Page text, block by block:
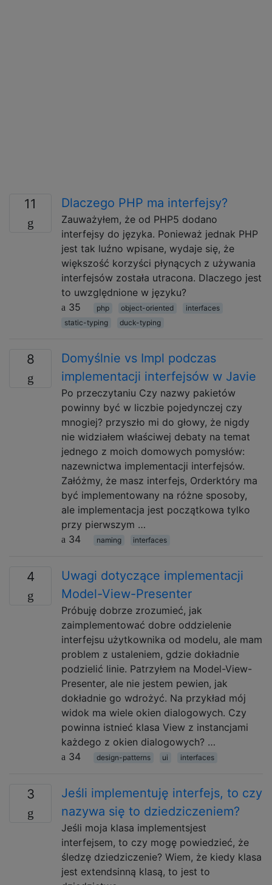
11 Dlaczego PHP ma interfejsy?
Zauważyłem, że od PHP5 dodano
interfejsy do języka. Ponieważ jednak PHP
jest tak luźno wpisane, wydaje się, że
większość korzyści płynących z używania
interfejsów została utracona. Dlaczego jest
to uwzględnione w języku?
35
php object-oriented
interfaces
static-typing
duck-typing
8
Domyślnie vs Impl podczas
implementacji interfejsów w Javie
Po przeczytaniu Czy nazwy pakietów
powinny być w liczbie pojedynczej czy
mnogiej? przyszło mi do głowy, że nigdy
nie widziałem właściwej debaty na temat
jednego z moich domowych pomysłów:
nazewnictwa implementacji interfejsów.
Załóżmy, że masz interfejs, Orderktóry ma
być implementowany na różne sposoby,
ale implementacja jest początkowa tylko
przy pierwszym …
34
naming interfaces
4
Uwagi dotyczące implementacji
Model-View-Presenter
Próbuję dobrze zrozumieć, jak
zaimplementować dobre oddzielenie
interfejsu użytkownika od modelu, ale mam
problem z ustaleniem, gdzie dokładnie
podzielić linie. Patrzyłem na Model-View-
Presenter, ale nie jestem pewien, jak
dokładnie go wdrożyć. Na przykład mój
widok ma wiele okien dialogowych. Czy
powinna istnieć klasa View z instancjami
każdego z okien dialogowych? …
34
design-patterns ui interfaces
3
Jeśli implementuję interfejs, to czy
nazywa się to dziedziczeniem?
Jeśli moja klasa implementsjest
interfejsem, to czy mogę powiedzieć, że
śledzę dziedziczenie? Wiem, że kiedy klasa
jest extendsinną klasą, to jest to